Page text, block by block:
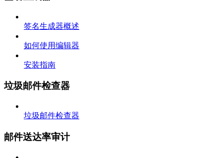
签名生成器概述
如何使用编辑器
安装指南
垃圾邮件检查器
垃圾邮件检查器
邮件送达率审计